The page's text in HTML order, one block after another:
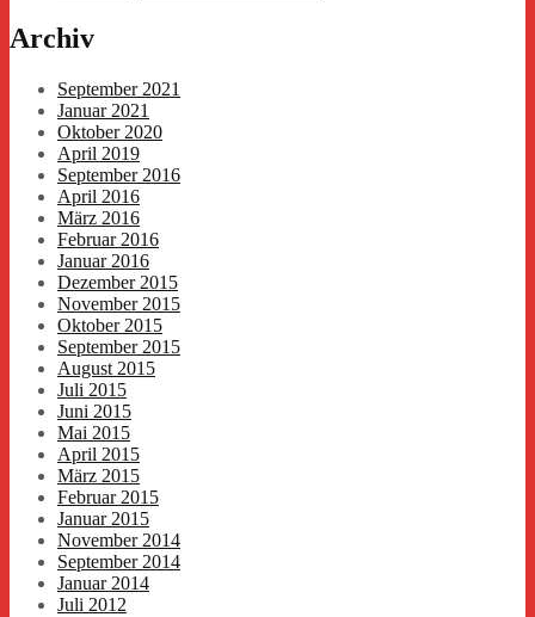
Archiv
September 2021
Januar 2021
Oktober 2020
April 2019
September 2016
April 2016
März 2016
Februar 2016
Januar 2016
Dezember 2015
November 2015
Oktober 2015
September 2015
August 2015
Juli 2015
Juni 2015
Mai 2015
April 2015
März 2015
Februar 2015
Januar 2015
November 2014
September 2014
Januar 2014
Juli 2012